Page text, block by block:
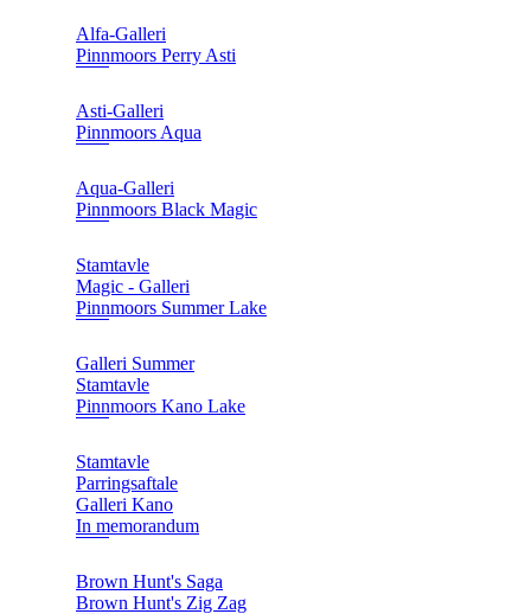
Alfa-Galleri
Pinnmoors Perry Asti
Asti-Galleri
Pinnmoors Aqua
Aqua-Galleri
Pinnmoors Black Magic
Stamtavle
Magic - Galleri
Pinnmoors Summer Lake
Galleri Summer
Stamtavle
Pinnmoors Kano Lake
Stamtavle
Parringsaftale
Galleri Kano
In memorandum
Brown Hunt's Saga
Brown Hunt's Zig Zag